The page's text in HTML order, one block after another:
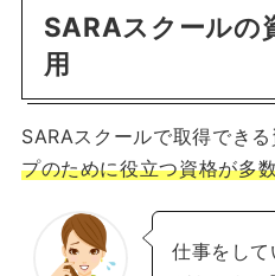
SARAスクールの
用
SARAスクールで取得でき
プのために役立つ資格が多
仕事をし